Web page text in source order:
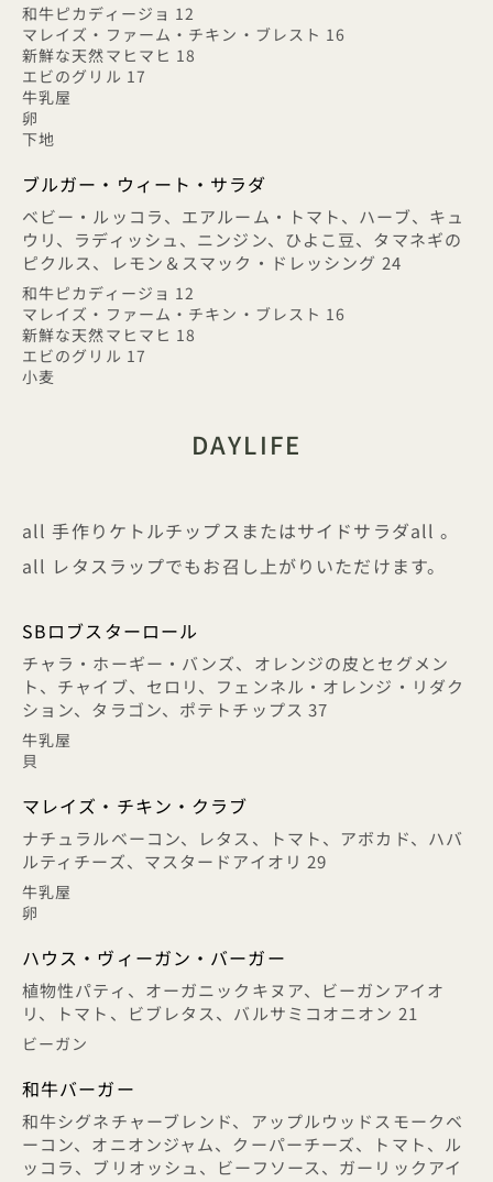
和牛ピカディージョ 12
マレイズ・ファーム・チキン・ブレスト 16
新鮮な天然マヒマヒ 18
エビのグリル 17
牛乳屋
卵
下地
ブルガー・ウィート・サラダ
ベビー・ルッコラ、エアルーム・トマト、ハーブ、キュ
ウリ、ラディッシュ、ニンジン、ひよこ豆、タマネギの
ピクルス、レモン＆スマック・ドレッシング 24
和牛ピカディージョ 12
マレイズ・ファーム・チキン・ブレスト 16
新鮮な天然マヒマヒ 18
エビのグリル 17
小麦
DAYLIFE
all 手作りケトルチップスまたはサイドサラダall 。
all レタスラップでもお召し上がりいただけます。
SBロブスターロール
チャラ・ホーギー・バンズ、オレンジの皮とセグメン
ト、チャイブ、セロリ、フェンネル・オレンジ・リダク
ション、タラゴン、ポテトチップス 37
牛乳屋
貝
マレイズ・チキン・クラブ
ナチュラルベーコン、レタス、トマト、アボカド、ハバ
ルティチーズ、マスタードアイオリ 29
牛乳屋
卵
ハウス・ヴィーガン・バーガー
植物性パティ、オーガニックキヌア、ビーガンアイオ
リ、トマト、ビブレタス、バルサミコオニオン 21
ビーガン
和牛バーガー
和牛シグネチャーブレンド、アップルウッドスモークベ
ーコン、オニオンジャム、クーパーチーズ、トマト、ル
ッコラ、ブリオッシュ、ビーフソース、ガーリックアイ